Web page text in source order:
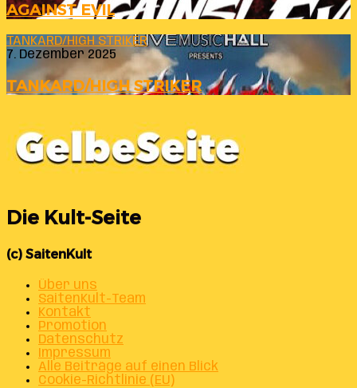
AGAINST EVIL
TANKARD/HIGH STRIKER
7. Dezember 2025
TANKARD/HIGH STRIKER
Die Kult-Seite
(c) SaitenKult
Über uns
SaitenKult-Team
Kontakt
Promotion
Datenschutz
Impressum
Alle Beiträge auf einen Blick
Cookie-Richtlinie (EU)